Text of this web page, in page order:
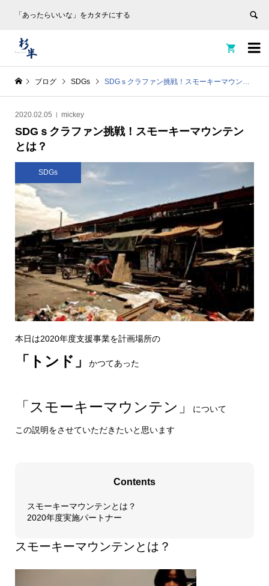
「あったらいいな」をカタチにする


ブログ SDGs SDGｓクラファン挑戦！スモーキーマウンテンとは？
2020.02.05 mickey
SDGｓクラファン挑戦！スモーキーマウンテン
とは？
SDGs
本日は2020年度支援事業を計画場所の
「トンド」 かつてあった
「スモーキーマウンテン」 について
この説明をさせていただきたいと思います
Contents
スモーキーマウンテンとは？
2020年度実施パートナー
スモーキーマウンテンとは？